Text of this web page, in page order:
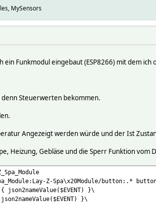
MySensors
ein Funkmodul eingebaut (ESP8266) mit dem
denn Steuerwerten bekommen.
Angezeigt werden würde und der Ist
Heizung, Gebläse und die Sperr Funktion vom
Z-Spa\x20Module/button:.*
json2nameValue($EVENT) }\
}\